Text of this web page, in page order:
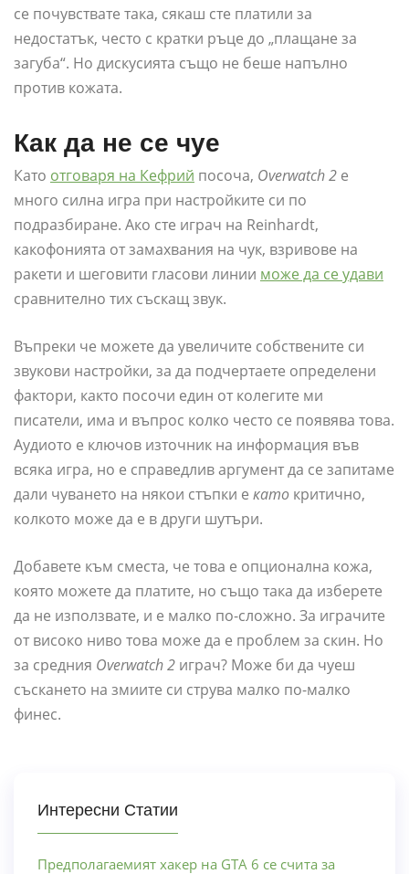
се почувствате така, сякаш сте платили за
недостатък, често с кратки ръце до „плащане за
загуба“. Но дискусията също не беше напълно
против кожата.
Как да не се чуе
Като отговаря на Кефрий посоча, Overwatch 2 е
много силна игра при настройките си по
подразбиране. Ако сте играч на Reinhardt,
какофонията от замахвания на чук, взривове на
ракети и шеговити гласови линии може да се удави
сравнително тих съскащ звук.
Въпреки че можете да увеличите собствените си
звукови настройки, за да подчертаете определени
фактори, както посочи един от колегите ми
писатели, има и въпрос колко често се появява това.
Аудиото е ключов източник на информация във
всяка игра, но е справедлив аргумент да се запитаме
дали чуването на някои стъпки е като критично,
колкото може да е в други шутъри.
Добавете към сместа, че това е опционална кожа,
която можете да платите, но също така да изберете
да не използвате, и е малко по-сложно. За играчите
от високо ниво това може да е проблем за скин. Но
за средния Overwatch 2 играч? Може би да чуеш
съскането на змиите си струва малко по-малко
финес.
Интересни Статии
Предполагаемият хакер на GTA 6 се счита за